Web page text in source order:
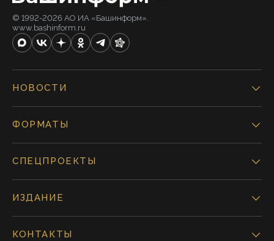
© 1992-2026 АО ИА «Башинформ».
www.bashinform.ru
НОВОСТИ
ФОРМАТЫ
СПЕЦПРОЕКТЫ
ИЗДАНИЕ
КОНТАКТЫ